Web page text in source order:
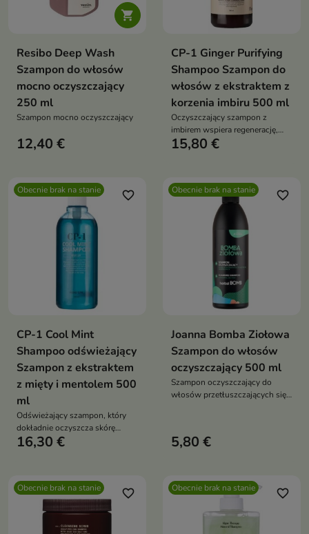

Resibo Deep Wash
Szampon do włosów
mocno oczyszczający
250 ml
Szampon mocno oczyszczający
12,40 €
CP-1 Ginger Purifying
Shampoo Szampon do
włosów z ekstraktem z
korzenia imbiru 500 ml
Oczyszczający szampon z
imbirem wspiera regenerację,
nawilżenie i wzmocnienie
15,80 €
Obecnie brak na stanie favorite_border
CP-1 Cool Mint
Shampoo odświeżający
Szampon z ekstraktem
z mięty i mentolem 500
ml
Odświeżający szampon, który
dokładnie oczyszcza skórę
głowy, reguluje sebum i
16,30 €
Obecnie brak na stanie favorite_border
Joanna Bomba Ziołowa
Szampon do włosów
oczyszczający 500 ml
Szampon oczyszczający do
włosów przetłuszczających się i
włosów
5,80 €
Obecnie brak na stanie favorite_border Obecnie brak na stanie favorite_border